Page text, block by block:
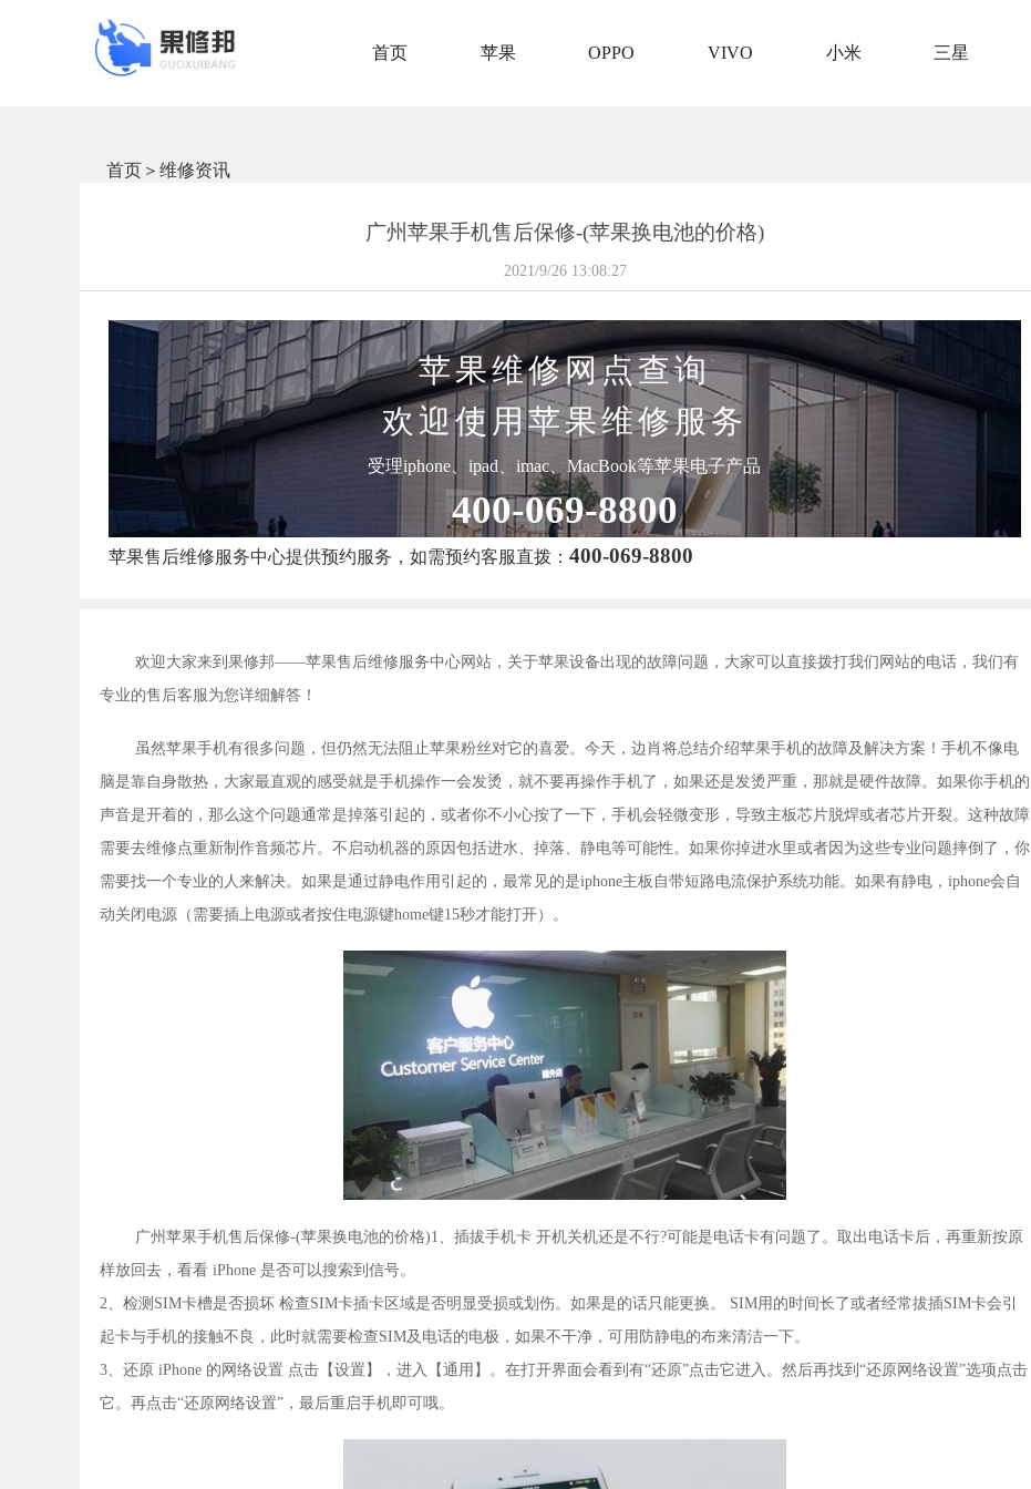
首页 苹果 OPPO VIVO 小米 三星
首页 ＞ 维修资讯
广州苹果手机售后保修-(苹果换电池的价格)
2021/9/26 13:08:27
苹果维修网点查询
欢迎使用苹果维修服务
受理iphone、ipad、imac、MacBook等苹果电子产品
400-069-8800
苹果售后维修服务中心提供预约服务，如需预约客服直拨：400-069-8800
欢迎大家来到果修邦——苹果售后维修服务中心网站，关于苹果设备出现的故障问题，大家可以直接拨打我们网站的电话，我们有
专业的售后客服为您详细解答！
虽然苹果手机有很多问题，但仍然无法阻止苹果粉丝对它的喜爱。今天，边肖将总结介绍苹果手机的故障及解决方案！手机不像电
脑是靠自身散热，大家最直观的感受就是手机操作一会发烫，就不要再操作手机了，如果还是发烫严重，那就是硬件故障。如果你手机的
声音是开着的，那么这个问题通常是掉落引起的，或者你不小心按了一下，手机会轻微变形，导致主板芯片脱焊或者芯片开裂。这种故障
需要去维修点重新制作音频芯片。不启动机器的原因包括进水、掉落、静电等可能性。如果你掉进水里或者因为这些专业问题摔倒了，你
需要找一个专业的人来解决。如果是通过静电作用引起的，最常见的是iphone主板自带短路电流保护系统功能。如果有静电，iphone会自
动关闭电源（需要插上电源或者按住电源键home键15秒才能打开）。
广州苹果手机售后保修-(苹果换电池的价格)1、插拔手机卡 开机关机还是不行?可能是电话卡有问题了。取出电话卡后，再重新按原
样放回去，看看 iPhone 是否可以搜索到信号。
2、检测SIM卡槽是否损坏 检查SIM卡插卡区域是否明显受损或划伤。如果是的话只能更换。 SIM用的时间长了或者经常拔插SIM卡会引
起卡与手机的接触不良，此时就需要检查SIM及电话的电极，如果不干净，可用防静电的布来清洁一下。
3、还原 iPhone 的网络设置 点击【设置】，进入【通用】。在打开界面会看到有“还原”点击它进入。然后再找到“还原网络设置”选项点击
它。再点击“还原网络设置”，最后重启手机即可哦。